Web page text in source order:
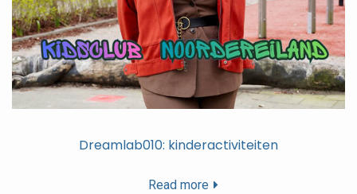
Dreamlab010: kinderactiviteiten
Read more